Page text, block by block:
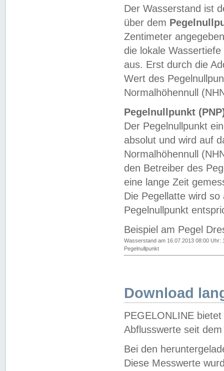
Der Wasserstand ist
über dem
Zentimeter
die lokale
aus. Erst durch die
Wert des
Normalhöhennull
Pegelnullpunkt
Der Pegelnullpunkt
absolut und wird auf
Normalhöhennull
den Betreiber des
eine lange Zeit
Die Pegellatte wird
Pegelnullpunkt
Beispiel am Pegel
Wasserstand am 16.07.2013 08:00 Uhr:
Pegelnullpunkt
Download
PEGELONLINE
Abflusswerte seit
Bei den
Diese Messwerte